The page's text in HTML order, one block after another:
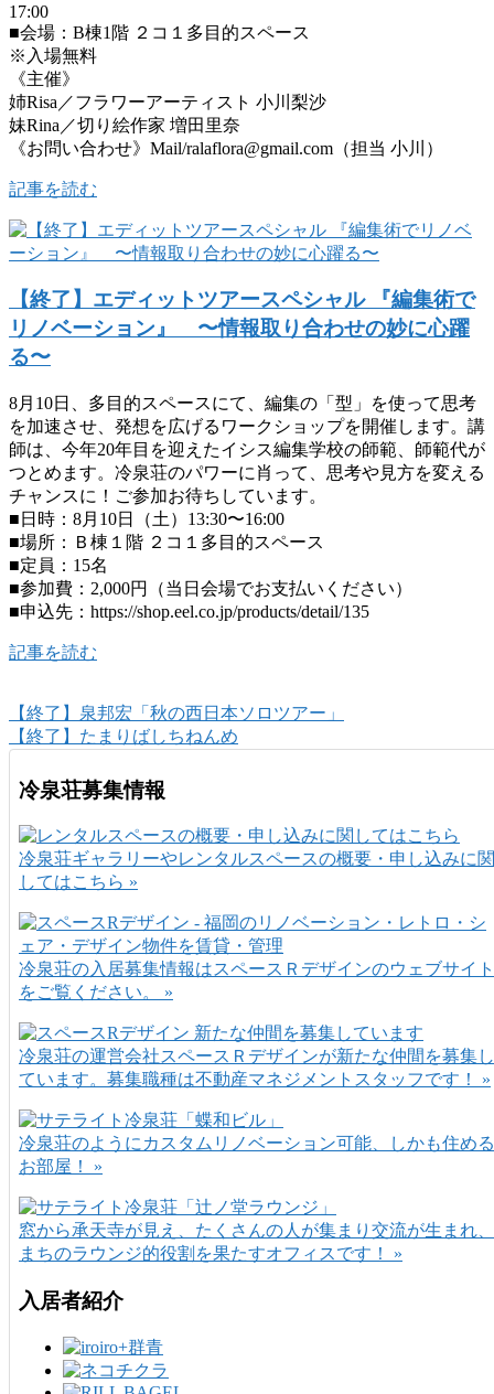
17:00
■会場：B棟1階 ２コ１多目的スペース
※入場無料
《主催》
姉Risa／フラワーアーティスト 小川梨沙
妹Rina／切り絵作家 増田里奈
《お問い合わせ》Mail/ralaflora@gmail.com（担当 小川）
記事を読む
【終了】エディットツアースペシャル 『編集術で
リノベーション』 〜情報取り合わせの妙に心躍
る〜
8月10日、多目的スペースにて、編集の「型」を使って思考
を加速させ、発想を広げるワークショップを開催します。講
師は、今年20年目を迎えたイシス編集学校の師範、師範代が
つとめます。冷泉荘のパワーに肖って、思考や見方を変える
チャンスに！ご参加お待ちしています。
■日時：8月10日（土）13:30〜16:00
■場所：Ｂ棟１階 ２コ１多目的スペース
■定員：15名
■参加費：2,000円（当日会場でお支払いください）
■申込先：https://shop.eel.co.jp/products/detail/135
記事を読む
【終了】泉邦宏「秋の西日本ソロツアー」
【終了】たまりばしちねんめ
冷泉荘募集情報
冷泉荘ギャラリーやレンタルスペースの概要・申し込みに関
してはこちら »
冷泉荘の入居募集情報はスペースＲデザインのウェブサイト
をご覧ください。 »
冷泉荘の運営会社スペースＲデザインが新たな仲間を募集し
ています。募集職種は不動産マネジメントスタッフです！ »
冷泉荘のようにカスタムリノベーション可能、しかも住める
お部屋！ »
窓から承天寺が見え、たくさんの人が集まり交流が生まれ、
まちのラウンジ的役割を果たすオフィスです！ »
入居者紹介